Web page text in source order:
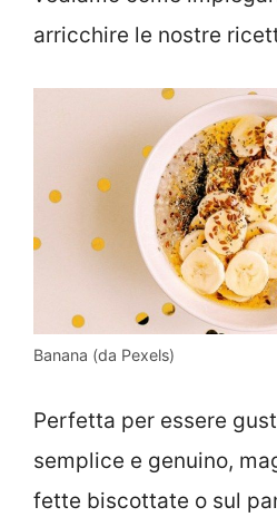
arricchire le nostre
Banana (da Pexels)
Perfetta per essere
semplice e genuino,
fette biscottate o sul